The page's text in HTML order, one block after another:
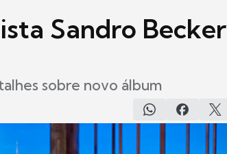
Sandro Becker
sobre novo álbum